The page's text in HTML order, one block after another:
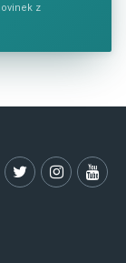
z